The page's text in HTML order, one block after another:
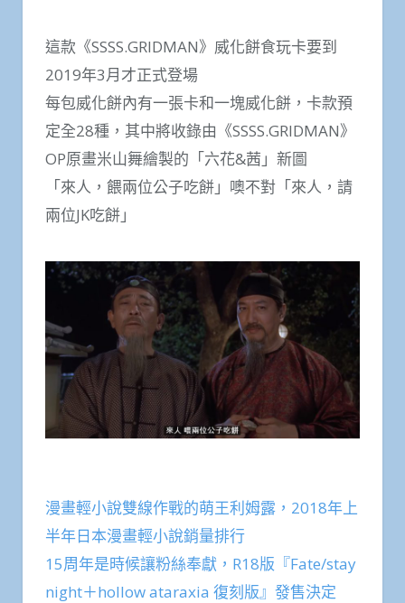
這款《SSSS.GRIDMAN》威化餅食玩卡要到
2019年3月才正式登場
每包威化餅內有一張卡和一塊威化餅，卡款預
定全28種，其中將收錄由《SSSS.GRIDMAN》
OP原畫米山舞繪製的「六花&茜」新圖
「來人，餵兩位公子吃餅」噢不對「來人，請
兩位JK吃餅」
漫畫輕小說雙線作戰的萌王利姆露，2018年上
半年日本漫畫輕小說銷量排行
15周年是時候讓粉絲奉獻，R18版『Fate/stay
night＋hollow ataraxia 復刻版』發售決定